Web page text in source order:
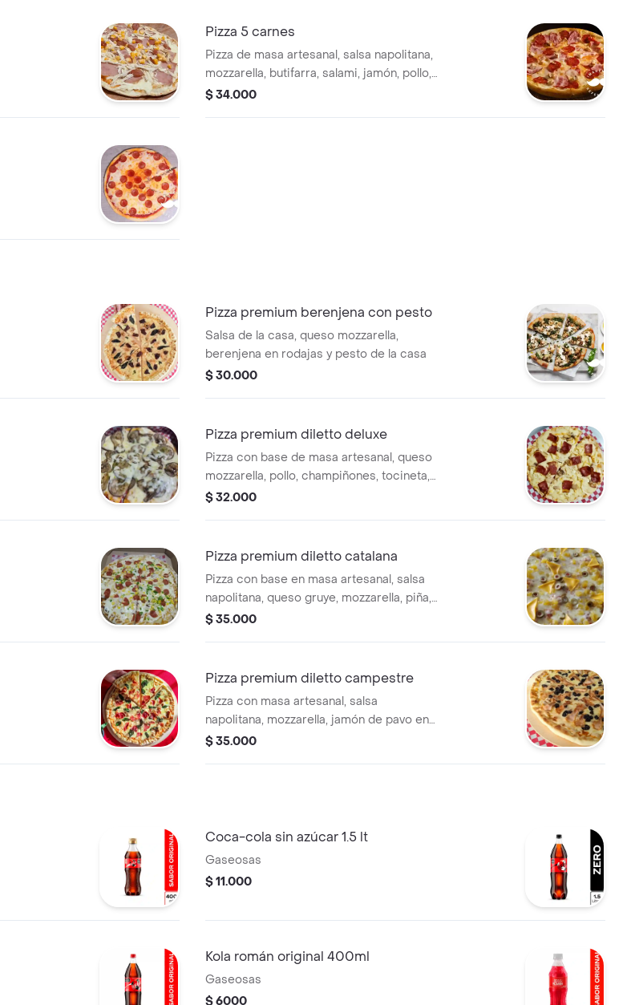
Pizza 5 carnes
Pizza de masa artesanal, salsa napolitana,
mozzarella, butifarra, salami, jamón, pollo,
chorizo, butifarra, tamaño personal de 24
$ 34.000
Pizza premium berenjena con pesto
Salsa de la casa, queso mozzarella,
berenjena en rodajas y pesto de la casa
$ 30.000
Pizza premium diletto deluxe
Pizza con base de masa artesanal, queso
mozzarella, pollo, champiñones, tocineta,
tamaño de 24 cm (4 porciones)
$ 32.000
Pizza premium diletto catalana
Pizza con base en masa artesanal, salsa
napolitana, queso gruye, mozzarella, piña,
y aceitunas, tamaño de 24 cm (4
$ 35.000
Pizza premium diletto campestre
Pizza con masa artesanal, salsa
napolitana, mozzarella, jamón de pavo en
salsa bbq, uvas pasas, tamaño de 24 cm
$ 35.000
Coca-cola sin azúcar 1.5 lt
Gaseosas
$ 11.000
Kola román original 400ml
Gaseosas
$ 6000